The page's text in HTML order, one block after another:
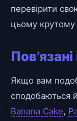
перевірити
цьому крутому
Пов’язані
Якщо вам
сподобаються
Banana Cake,